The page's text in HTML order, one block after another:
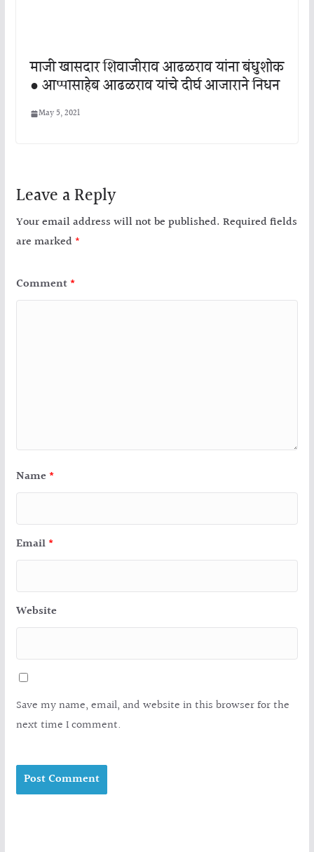
माजी खासदार शिवाजीराव आढळराव यांना बंधुशोक
● आप्पासाहेब आढळराव यांचे दीर्घ आजाराने निधन
May 5, 2021
Leave a Reply
Your email address will not be published. Required fields
are marked *
Comment *
Name *
Email *
Website
Save my name, email, and website in this browser for the
next time I comment.